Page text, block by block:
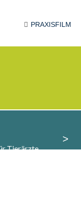
PRAXISFILM
>
Tierärzte,